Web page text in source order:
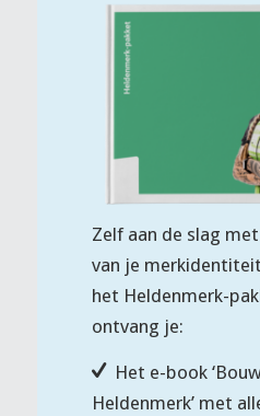
Zelf aan de slag
van je
het Heldenmerk-
ontvang je:
Het e-book
Heldenmerk’ met